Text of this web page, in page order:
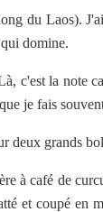
du Laos).
domine.
c'est la note
je fais
deux grands
à café de
et coupé en